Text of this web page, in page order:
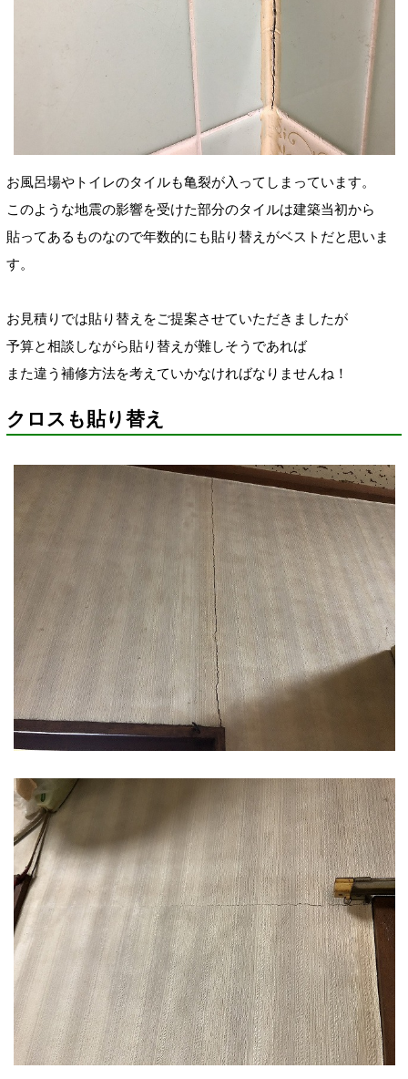
お風呂場やトイレのタイルも亀裂が入ってしまっています。
このような地震の影響を受けた部分のタイルは建築当初から
貼ってあるものなので年数的にも貼り替えがベストだと思いま
す。
お見積りでは貼り替えをご提案させていただきましたが
予算と相談しながら貼り替えが難しそうであれば
また違う補修方法を考えていかなければなりませんね！
クロスも貼り替え